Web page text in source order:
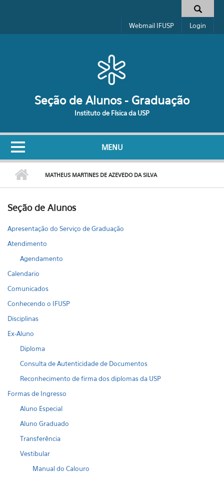
Formulário de busca
Webmail IFUSP Login
Seção de Alunos - Graduação
Instituto de Física da USP
MENU
MATHEUS MARTINES DE AZEVEDO DA SILVA
Seção de Alunos
Apresentação do Serviço de Graduação
Atendimento
Agendamento
Calendario
Comunicados
Conhecendo o IFUSP
Disciplinas
Ex-Aluno
Diploma
Consulta de Autenticidade de Documentos
Reconhecimento de firma dos diplomas da USP
Formas de Ingresso
Aluno Especial
Aluno Graduado
Transferência
Vestibular
Manual do Calouro